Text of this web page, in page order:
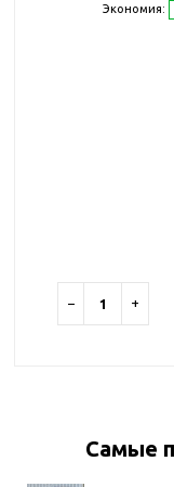
Экономия:
− +
Самые